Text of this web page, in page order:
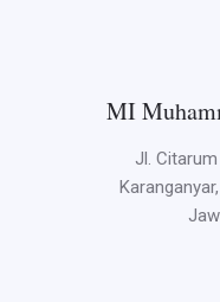
MI
Jl. Citarum